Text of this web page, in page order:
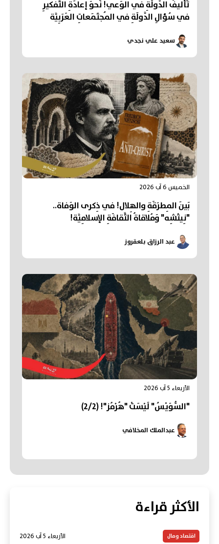
تَأليفُ الدَّولَةِ في الوَعي! نَحوَ إعادَةِ التَّفكيرِ
في سُؤالِ الدَّولَةِ في المُجتَمَعاتِ العَرَبِيَّة
سعيد علي نجدي
الخميس 6 آب 2026
بَينَ المِطرَقَةِ والهِلال! في ذِكرى الوَفاة..
"نِيتْشِه" وَمُلاقاةُ الثَّقافَةِ الإسلامِيَّة!
عبد الرزاق بلعقروز
الأربعاء 5 آب 2026
"السُّوَيْسُ" لَيْسَتْ "هُرْمُز"! (2/2)
عبدالملك المخلافي
الأكثر قراءة
اقتصاد ومال الأربعاء 5 آب 2026